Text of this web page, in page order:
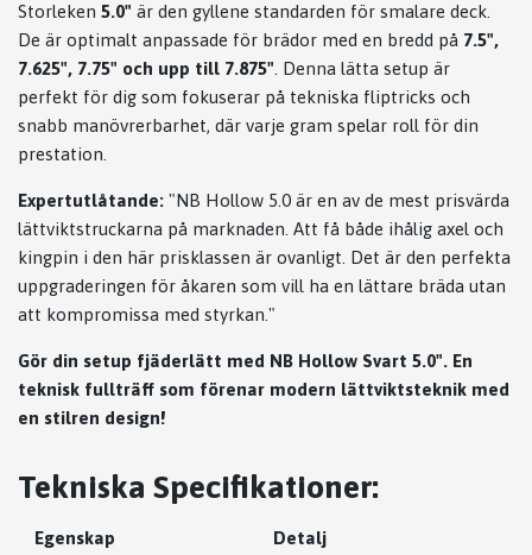
Storleken 5.0" är den gyllene standarden för smalare deck.
De är optimalt anpassade för brädor med en bredd på 7.5",
7.625", 7.75" och upp till 7.875" . Denna lätta setup är
perfekt för dig som fokuserar på tekniska fliptricks och
snabb manövrerbarhet, där varje gram spelar roll för din
prestation.
Expertutlåtande: "NB Hollow 5.0 är en av de mest prisvärda
lättviktstruckarna på marknaden. Att få både ihålig axel och
kingpin i den här prisklassen är ovanligt. Det är den perfekta
uppgraderingen för åkaren som vill ha en lättare bräda utan
att kompromissa med styrkan."
Gör din setup fjäderlätt med NB Hollow Svart 5.0". En
teknisk fullträff som förenar modern lättviktsteknik med
en stilren design!
Tekniska Specifikationer:
Egenskap
Detalj